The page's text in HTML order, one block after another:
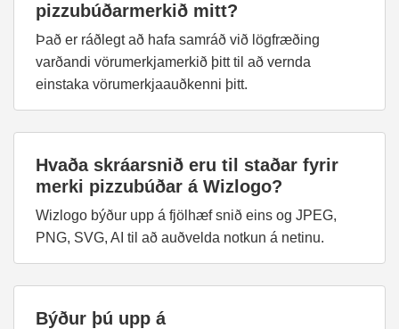
pizzubúðarmerkið mitt?
Það er ráðlegt að hafa samráð við lögfræðing
varðandi vörumerkjamerkið þitt til að vernda
einstaka vörumerkjaauðkenni þitt.
Hvaða skráarsnið eru til staðar fyrir
merki pizzubúðar á Wizlogo?
Wizlogo býður upp á fjölhæf snið eins og JPEG,
PNG, SVG, AI til að auðvelda notkun á netinu.
Býður þú upp á